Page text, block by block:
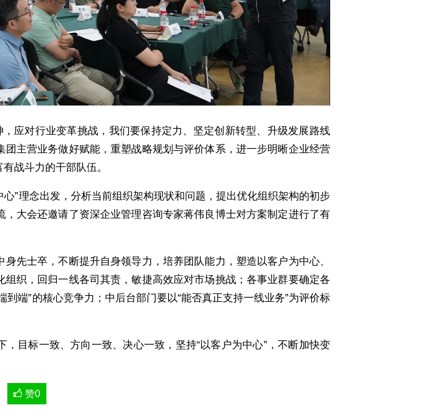
应对行业变革挑战，我们要保持定力、坚定创新转型、升级发展路线
主营业务做好赋能，重塑战略规划与评价体系，进一步明晰企业经营
战斗力的干部队伍。
”理念出发，分析当前组织架构现状和问题，提出优化组织架构的初步
大会还邀请了资深企业管理咨询专家蒋伟良博士对方案制定进行了有
先士卒，不断提升自身领导力，培养团队能力，塑造以客户为中心、
织，回归一线各司其责，敏捷高效应对市场挑战；各事业群要确定各
端”的核心竞争力；中后台部门要以“能否真正支持一线业务”为评价标
目标一致、方向一致、决心一致，坚持“以客户为中心”，不断加快变
赞0